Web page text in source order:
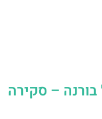
בורנה – סקירה